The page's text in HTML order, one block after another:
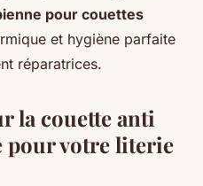
pour couettes
et hygiène parfaite
réparatrices.
la couette anti
pour votre literie